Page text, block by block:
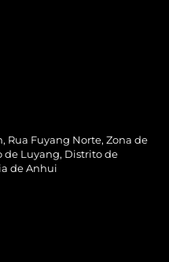
Rua Fuyang Norte, Zona de
de Luyang, Distrito de
de Anhui